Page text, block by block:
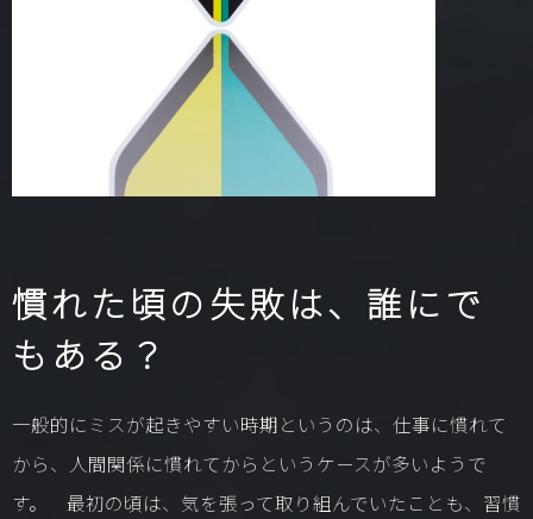
慣れた頃の失敗は、誰にで
もある？
一般的にミスが起きやすい時期というのは、仕事に慣れて
から、人間関係に慣れてからというケースが多いようで
す。 最初の頃は、気を張って取り組んでいたことも、習慣